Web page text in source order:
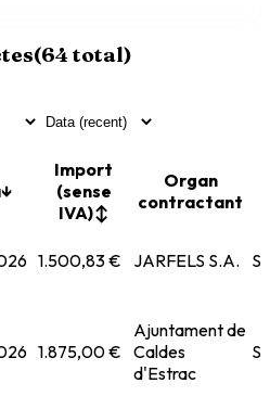
(64total)
↓
Import
(sense
IVA)↕
Organ
contractant
1.500,83 € JARFELS S.A.
1.875,00 €
Ajuntament de
Caldes
d'Estrac